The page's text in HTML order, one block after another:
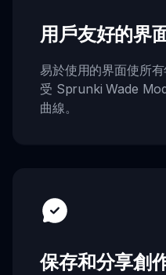
用戶友好的界
易於使用的界面使所
受 Sprunki Wade
曲線。
保存和分享創